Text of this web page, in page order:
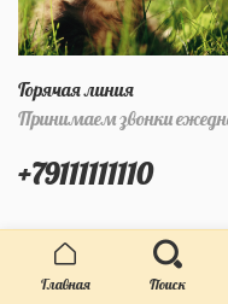
Горячая линия
Принимаем звонки
+79111111110
Главная Поиск
12345)))